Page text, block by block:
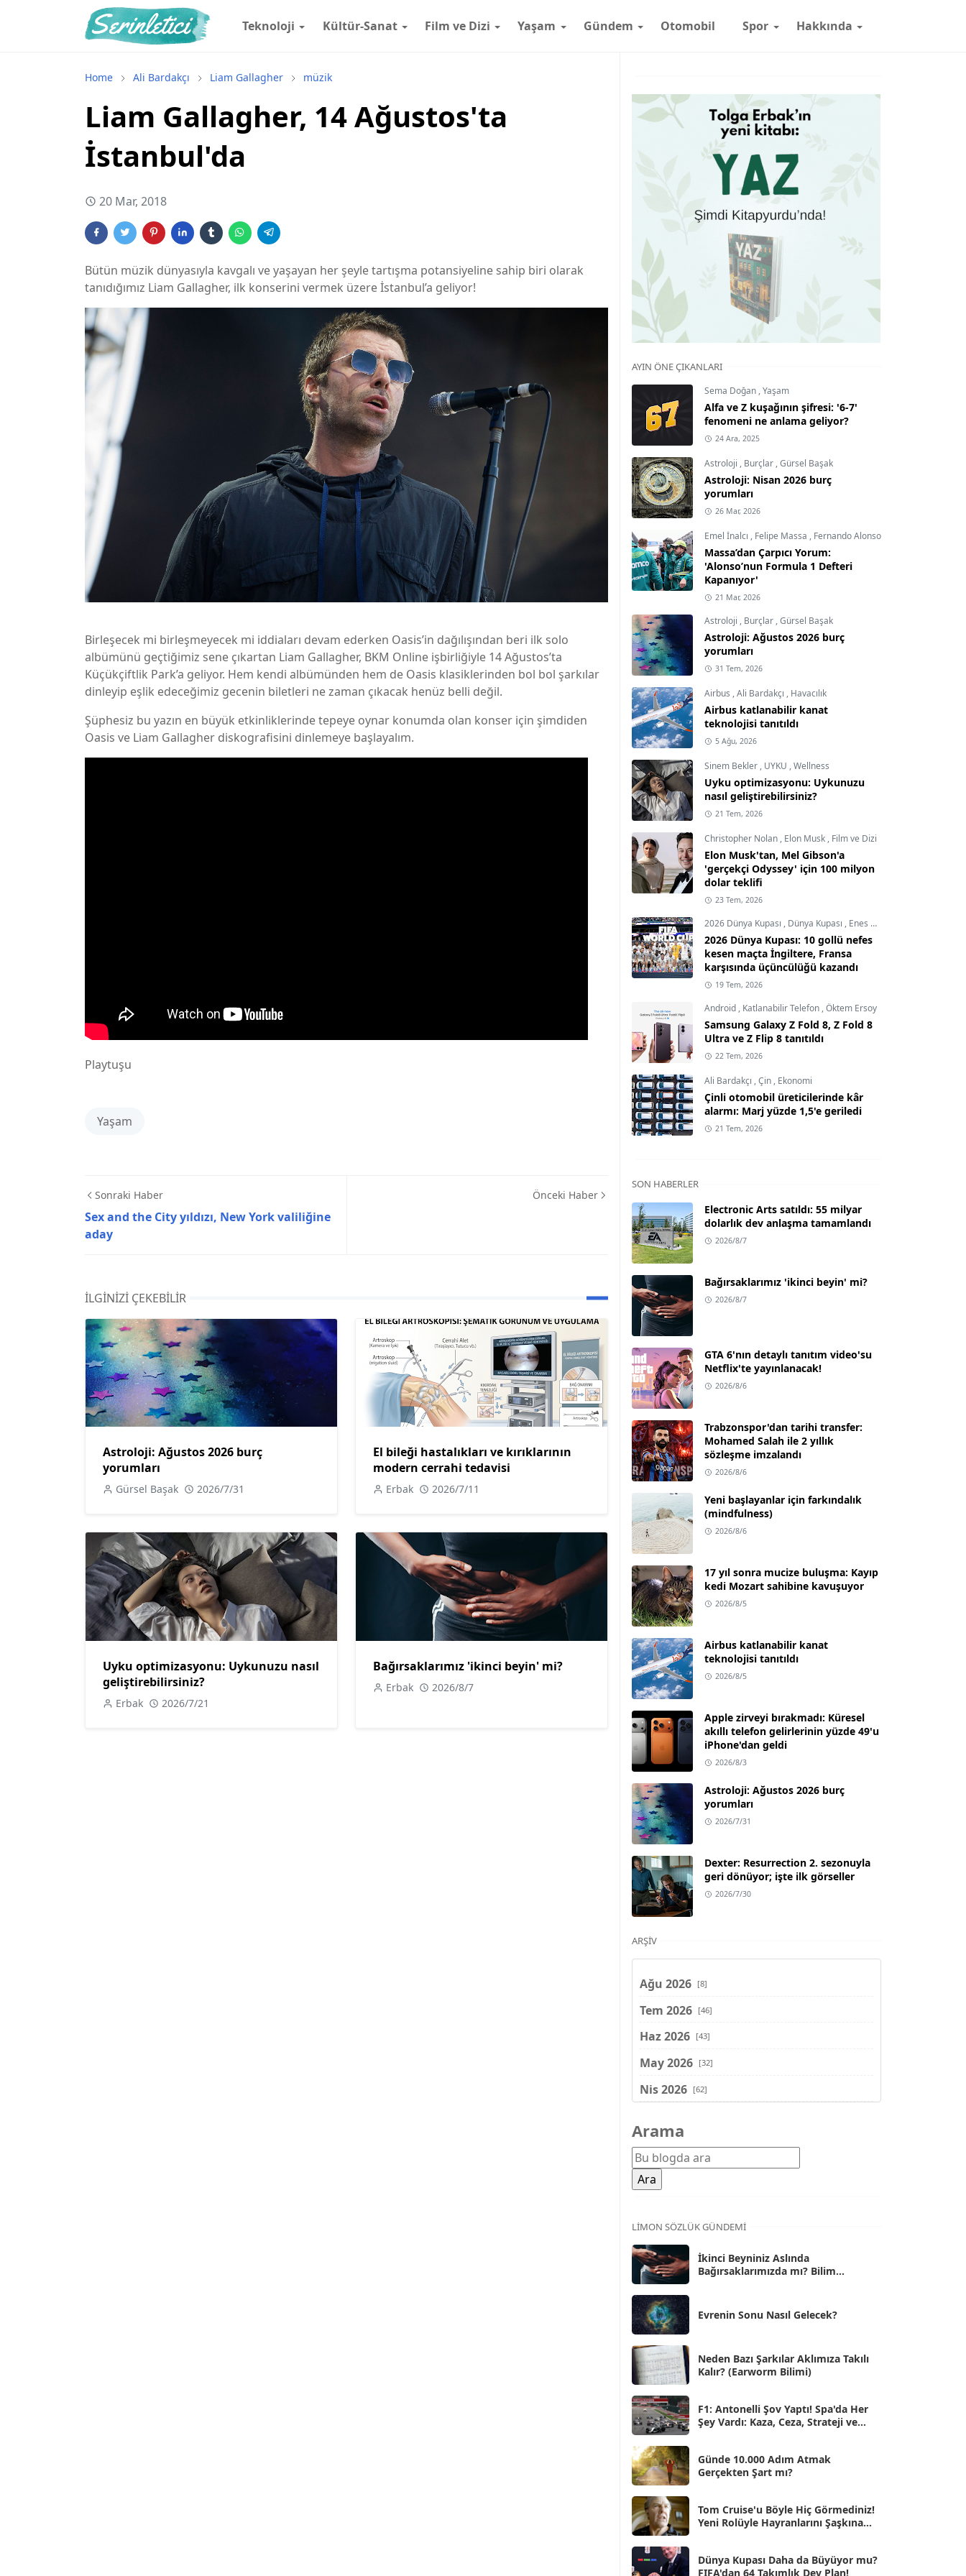
Teknoloji Kültür-Sanat Film ve Dizi Yaşam Gündem Otomobil Spor Hakkında
Home Ali Bardakçı Liam Gallagher müzik
Liam Gallagher, 14 Ağustos'ta
İstanbul'da
20 Mar, 2018
Bütün müzik dünyasıyla kavgalı ve yaşayan her şeyle tartışma potansiyeline sahip biri olarak
tanıdığımız Liam Gallagher, ilk konserini vermek üzere İstanbul’a geliyor!
Birleşecek mi birleşmeyecek mi iddiaları devam ederken Oasis’in dağılışından beri ilk solo
albümünü geçtiğimiz sene çıkartan Liam Gallagher, BKM Online işbirliğiyle 14 Ağustos’ta
Küçükçiftlik Park’a geliyor. Hem kendi albümünden hem de Oasis klasiklerinden bol bol şarkılar
dinleyip eşlik edeceğimiz gecenin biletleri ne zaman çıkacak henüz belli değil.
Şüphesiz bu yazın en büyük etkinliklerinde tepeye oynar konumda olan konser için şimdiden
Oasis ve Liam Gallagher diskografisini dinlemeye başlayalım.
Playtuşu
Yaşam
Sonraki Haber
Sex and the City yıldızı, New York valiliğine
aday
Önceki Haber
İLGINIZI ÇEKEBILIR
Astroloji: Ağustos 2026 burç
yorumları
Gürsel Başak 2026/7/31
El bileği hastalıkları ve kırıklarının
modern cerrahi tedavisi
Erbak 2026/7/11
Uyku optimizasyonu: Uykunuzu nasıl
geliştirebilirsiniz?
Erbak 2026/7/21
Bağırsaklarımız 'ikinci beyin' mi?
Erbak 2026/8/7
AYIN ÖNE ÇIKANLARI
Sema Doğan ,Yaşam
Alfa ve Z kuşağının şifresi: '6-7'
fenomeni ne anlama geliyor?
24 Ara, 2025
Astroloji , Burçlar ,Gürsel Başak
Astroloji: Nisan 2026 burç
yorumları
26 Mar, 2026
Emel İnalcı , Felipe Massa , Fernando Alonso
Massa’dan Çarpıcı Yorum:
'Alonso’nun Formula 1 Defteri
Kapanıyor'
21 Mar, 2026
Astroloji , Burçlar ,Gürsel Başak
Astroloji: Ağustos 2026 burç
yorumları
31 Tem, 2026
Airbus ,Ali Bardakçı , Havacılık
Airbus katlanabilir kanat
teknolojisi tanıtıldı
5 Ağu, 2026
Sinem Bekler , UYKU ,Wellness
Uyku optimizasyonu: Uykunuzu
nasıl geliştirebilirsiniz?
21 Tem, 2026
Christopher Nolan , Elon Musk , Film ve Dizi
Elon Musk'tan, Mel Gibson'a
'gerçekçi Odyssey' için 100 milyon
dolar teklifi
23 Tem, 2026
2026 Dünya Kupası , Dünya Kupası , Enes Demircioğlu
2026 Dünya Kupası: 10 gollü nefes
kesen maçta İngiltere, Fransa
karşısında üçüncülüğü kazandı
19 Tem, 2026
Android , Katlanabilir Telefon ,Öktem Ersoy
Samsung Galaxy Z Fold 8, Z Fold 8
Ultra ve Z Flip 8 tanıtıldı
22 Tem, 2026
Ali Bardakçı ,Çin , Ekonomi
Çinli otomobil üreticilerinde kâr
alarmı: Marj yüzde 1,5'e geriledi
21 Tem, 2026
SON HABERLER
Electronic Arts satıldı: 55 milyar
dolarlık dev anlaşma tamamlandı
2026/8/7
Bağırsaklarımız 'ikinci beyin' mi?
2026/8/7
GTA 6'nın detaylı tanıtım video'su
Netflix'te yayınlanacak!
2026/8/6
Trabzonspor'dan tarihi transfer:
Mohamed Salah ile 2 yıllık
sözleşme imzalandı
2026/8/6
Yeni başlayanlar için farkındalık
(mindfulness)
2026/8/6
17 yıl sonra mucize buluşma: Kayıp
kedi Mozart sahibine kavuşuyor
2026/8/5
Airbus katlanabilir kanat
teknolojisi tanıtıldı
2026/8/5
Apple zirveyi bırakmadı: Küresel
akıllı telefon gelirlerinin yüzde 49'u
iPhone'dan geldi
2026/8/3
Astroloji: Ağustos 2026 burç
yorumları
2026/7/31
Dexter: Resurrection 2. sezonuyla
geri dönüyor; işte ilk görseller
2026/7/30
ARŞIV
Ağu 2026 [8]
Tem 2026 [46]
Haz 2026 [43]
May 2026 [32]
Nis 2026 [62]
Şub 2026
Oca 2026 [72]
Ara 2025
Kas 2025
Eki 2025
Eyl 2025 [56]
Ağu 2025
Tem 2025
Haz 2025
May 2025 [54]
Nis 2025 [56]
Mar 2025 [50]
Şub 2025 [57]
Oca 2025
Ara 2024 [25]
Kas 2024
Eki 2024 [46]
Arama
LIMON SÖZLÜK GÜNDEMI
İkinci Beyniniz Aslında
Bağırsaklarımızda mı? Bilim
Evrenin Sonu Nasıl Gelecek?
Neden Bazı Şarkılar Aklımıza Takılı
Kalır? (Earworm Bilimi)
F1: Antonelli Şov Yaptı! Spa'da Her
Şey Vardı: Kaza, Ceza, Strateji ve
Günde 10.000 Adım Atmak
Gerçekten Şart mı?
Tom Cruise'u Böyle Hiç Görmediniz!
Yeni Rolüyle Hayranlarını Şaşkına
Dünya Kupası Daha da Büyüyor mu?
FIFA'dan 64 Takımlık Dev Plan!